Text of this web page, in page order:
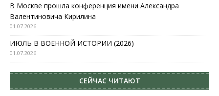
В Москве прошла конференция имени Александра
Валентиновича Кирилина
01.07.2026
ИЮЛЬ В ВОЕННОЙ ИСТОРИИ (2026)
01.07.2026
СЕЙЧАС ЧИТАЮТ